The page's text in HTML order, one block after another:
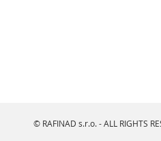
© RAFINAD s.r.o. - ALL RIGHTS